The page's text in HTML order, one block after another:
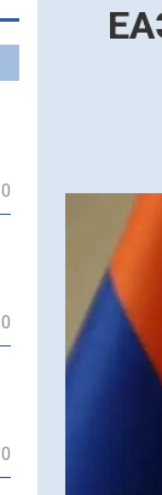
0
0
0